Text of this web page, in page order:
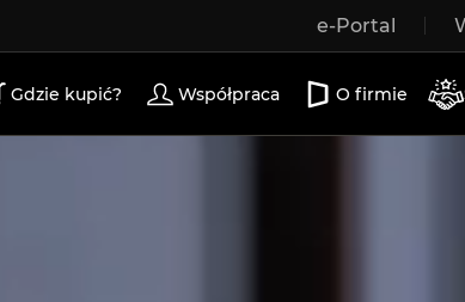
e-Portal
drzwi
Gdzie kupić? Współpraca O firmie